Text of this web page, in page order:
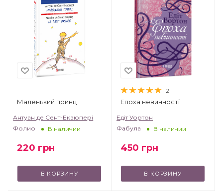
Маленький принц
Антуан де Сент-Екзюпері
Фолио
В наличии
220 грн
В КОРЗИНУ
2
Епоха невинності
Едіт Уортон
Фабула
В наличии
450 грн
В КОРЗИНУ